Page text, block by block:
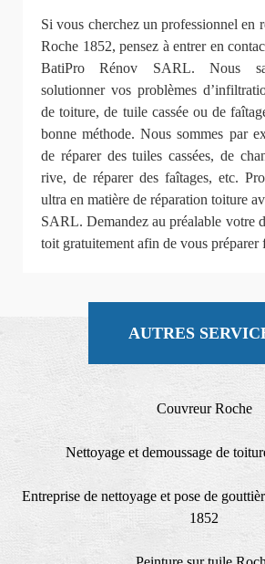
Si vous cherchez un professionnel en
Roche 1852, pensez à entrer en
BatiPro Rénov SARL. Nous
solutionner vos problèmes
de toiture, de tuile cassée ou de
bonne méthode. Nous sommes par
de réparer des tuiles cassées, de
rive, de réparer des faîtages, etc.
ultra en matière de réparation toiture
SARL. Demandez au préalable votre
toit gratuitement afin de vous préparer
AUTRES
Couvreur Roche
Nettoyage et demoussage de
Entreprise de nettoyage et pose de
1852